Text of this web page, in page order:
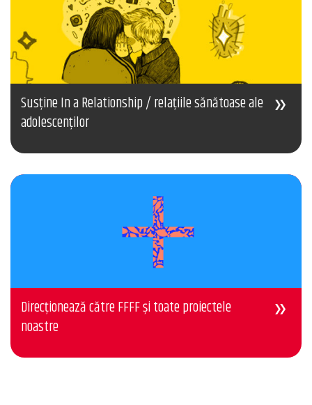
Susține In a Relationship / relațiile sănătoase ale
adolescenților
Direcționează către FFFF și toate proiectele
noastre